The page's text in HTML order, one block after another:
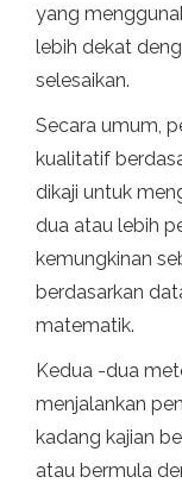
yang
lebih dekat
selesaikan.
Secara umum,
kualitatif
dikaji untuk
dua atau lebih
kemungkinan
berdasarkan
matematik.
Kedua -dua
menjalankan
kadang kajian
atau bermula